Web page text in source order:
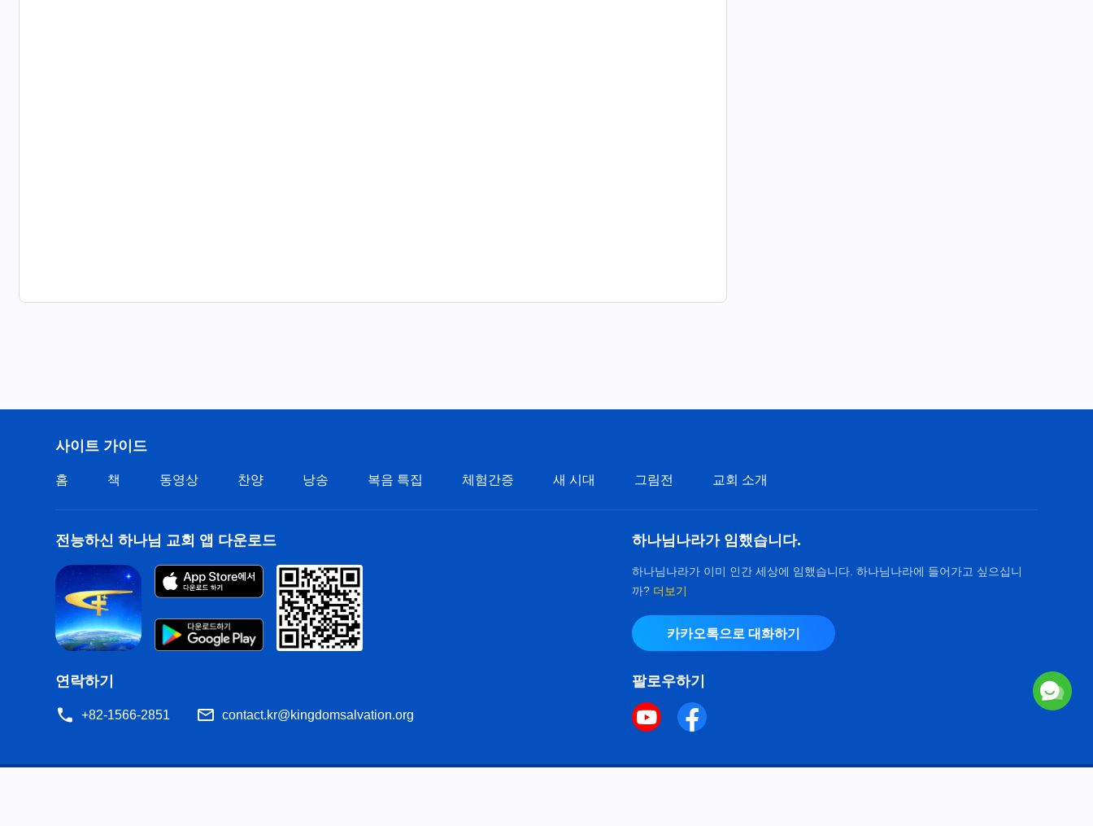
사이트 가이드
홈 책 동영상 찬양 낭송 복음 특집 체험간증 새 시대 그림전 교회 소개
전능하신 하나님 교회 앱 다운로드
연락하기
+82-1566-2851 contact.kr@kingdomsalvation.org
하나님나라가 임했습니다.
하나님나라가 이미 인간 세상에 임했습니다. 하나님나라에 들어가고 싶으십니
까? 더보기
카카오톡으로 대화하기
팔로우하기